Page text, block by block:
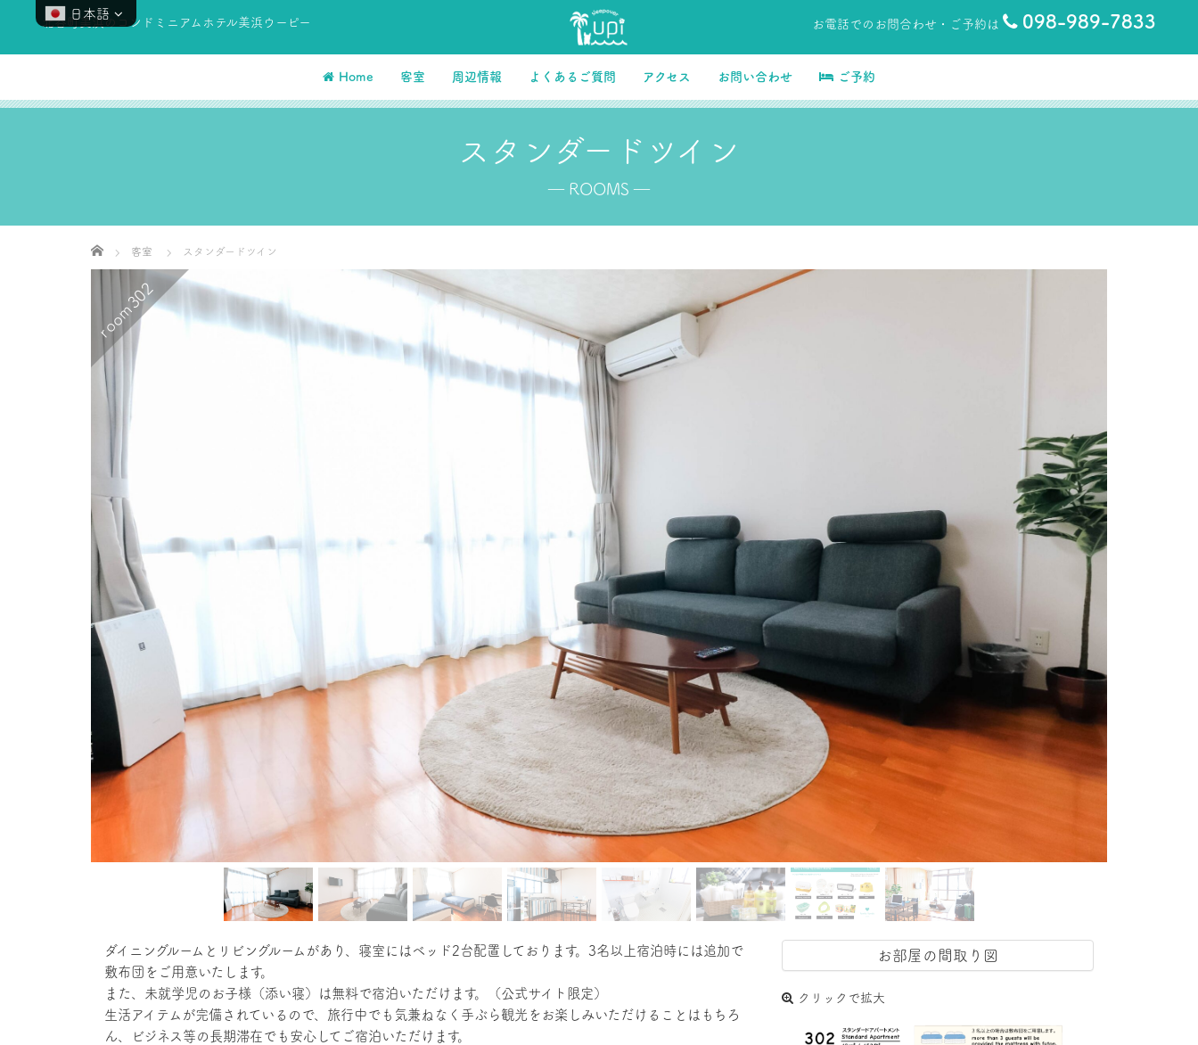
北谷町美浜のコンドミニアムホテル美浜ウーピー お電話でのお問合わせ・ご予約は 098-989-7833
Home 客室 周辺情報 よくあるご質問 アクセス お問い合わせ ご予約
スタンダードツイン
― ROOMS ―
Home 客室 スタンダードツイン
room302
ダイニングルームとリビングルームがあり、寝室にはベッド2台配置しております。3名以上宿泊時には追加で
敷布団をご用意いたします。
また、未就学児のお子様（添い寝）は無料で宿泊いただけます。（公式サイト限定）
生活アイテムが完備されているので、旅行中でも気兼ねなく手ぶら観光をお楽しみいただけることはもちろ
ん、ビジネス等の長期滞在でも安心してご宿泊いただけます。
お部屋の間取り図
クリックで拡大
日本語